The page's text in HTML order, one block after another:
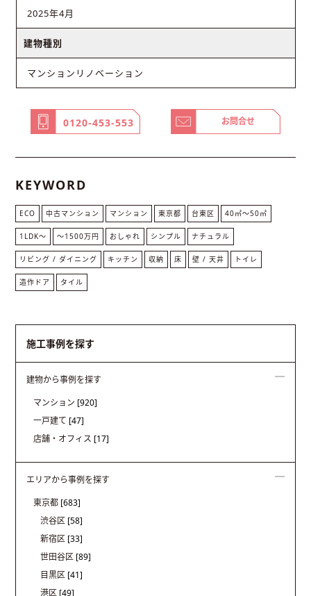
2025年4月
建物種別
マンションリノベーション
0120-453-553 お問合せ
KEYWORD
ECO 中古マンション マンション 東京都 台東区 40㎡〜50㎡
1LDK〜 ～1500万円 おしゃれ シンプル ナチュラル
リビング / ダイニング キッチン 収納 床 壁 / 天井 トイレ
造作ドア タイル
施工事例を探す
建物から事例を探す
マンション [920]
一戸建て [47]
店舗・オフィス [17]
エリアから事例を探す
東京都 [683]
渋谷区 [58]
新宿区 [33]
世田谷区 [89]
目黒区 [41]
港区 [49]